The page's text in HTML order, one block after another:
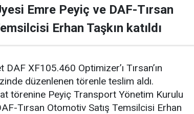
Emre Peyiç ve DAF-Tırsan
Erhan Taşkın katıldı
XF105.460 Optimizer’ı Tırsan’ın
düzenlenen törenle teslim aldı.
törenine Peyiç Transport Yönetim Kurulu
Tırsan Otomotiv Satış Temsilcisi Erhan